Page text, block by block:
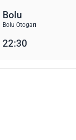
Bolu
Bolu Otogarı
22:30